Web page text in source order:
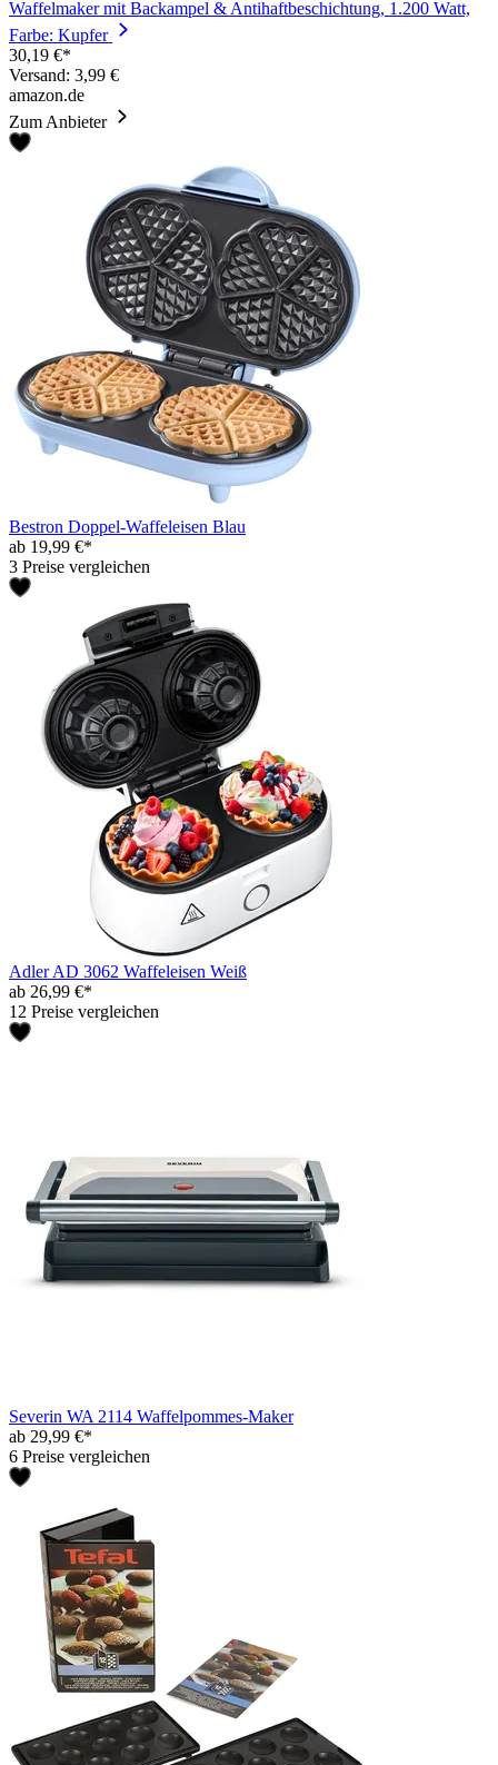
Waffelmaker mit Backampel & Antihaftbeschichtung, 1.200 Watt,
Farbe: Kupfer
30,19 €*
Versand: 3,99 €
amazon.de
Zum Anbieter
Bestron Doppel-Waffeleisen Blau
ab 19,99 €*
3 Preise vergleichen
Adler AD 3062 Waffeleisen Weiß
ab 26,99 €*
12 Preise vergleichen
Severin WA 2114 Waffelpommes-Maker
ab 29,99 €*
6 Preise vergleichen